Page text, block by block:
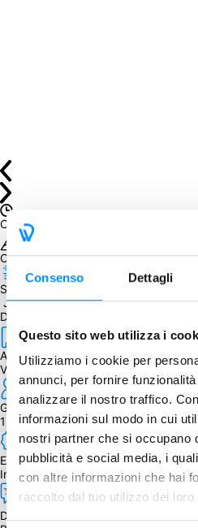
Consenso Dettagli
Questo sito web utilizza i
Utilizziamo i cookie per
annunci, per fornire
analizzare il nostro traffico.
informazioni sul modo in cui
nostri partner che si occupano
pubblicità e social media, i
con altre informazioni che hai
raccolto dal tuo utilizzo dei loro
Chiuso con successo
Obiettivo raggiunto
Spedizione prevista entro il
July 07, 2023
Dettagli
Autore
V. Lacerda
Giocatori
1 - 5
Edizione
Inglese
Dipendenza dalla lingua